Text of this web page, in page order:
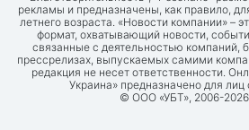
рекламы и предназначены, как правило,
летнего возраста. «Новости компании» –
формат, охватывающий новости,
связанные с деятельностью компаний,
прессрелизах, выпускаемых самими
редакция не несет ответственности.
Украина» предназначено для лиц
© ООО «УБТ», 2006-